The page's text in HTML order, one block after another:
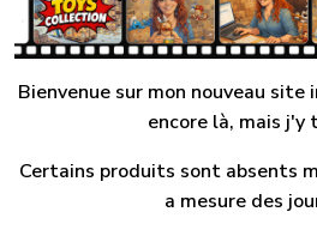
Bienvenue sur mon nouveau
encore là, mais j'y
Certains produits sont absents
a mesure des